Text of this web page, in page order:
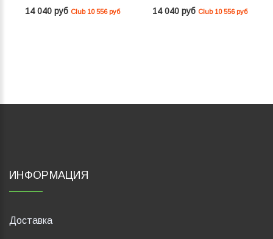
E2MW5113201_B27
14 040 руб Club 10 556 руб
E2MW5113201_R02
14 040 руб Club 10 556 руб
ИНФОРМАЦИЯ
Доставка